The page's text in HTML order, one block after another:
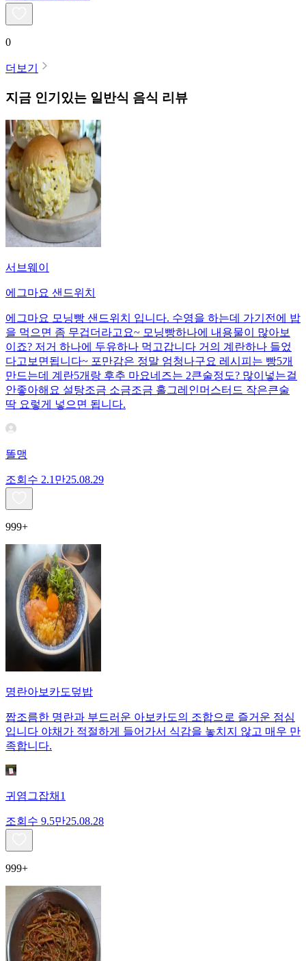
0
더보기
지금 인기있는 일반식 음식 리뷰
서브웨이
에그마요 샌드위치
에그마요 모닝빵 샌드위치 입니다. 수영을 하는데 가기전에 밥
을 먹으면 좀 무겁더라고요~ 모닝빵하나에 내용물이 많아보
이죠? 저거 하나에 두유하나 먹고갑니다 거의 계란하나 들었
다고보면됩니다~ 포만감은 정말 엄청나구요 레시피는 빵5개
만드는데 계란5개랑 후추 마요네즈는 2큰술정도? 많이넣는걸
안좋아해요 설탕조금 소금조금 홀그레인머스터드 작은큰술
딱 요렇게 넣으면 됩니다.
똘맹
조회수 2.1만25.08.29
999+
명란아보카도덮밥
짭조름한 명란과 부드러운 아보카도의 조합으로 즐거운 점심
입니다 야채가 적절하게 들어가서 식감을 놓치지 않고 매우 만
족합니다.
귀염그잡채1
조회수 9.5만25.08.28
999+